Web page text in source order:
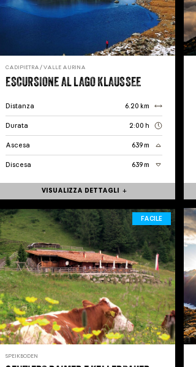
CADIPIETRA/VALLE AURINA
ESCURSIONE AL LAGO KLAUSSEE
Distanza 6.20 km
Durata 2:00 h
Ascesa 639 m
Discesa 639 m
VISUALIZZA DETTAGLI
FACILE
SPEIKBODEN